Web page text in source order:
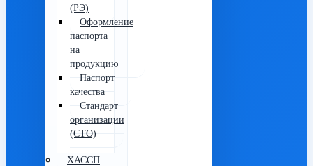
(РЭ)
Оформление
паспорта
на
продукцию
Паспорт
качества
Стандарт
организации
(СТО)
ХАССП